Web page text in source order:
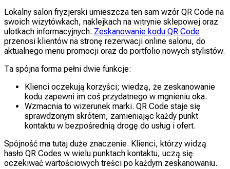
Lokalny salon fryzjerski umieszcza ten sam wzór QR Code na
swoich wizytówkach, naklejkach na witrynie sklepowej oraz
ulotkach informacyjnych. Zeskanowanie kodu QR Code
przenosi klientów na stronę rezerwacji online salonu, do
aktualnego menu promocji oraz do portfolio nowych stylistów.
Ta spójna forma pełni dwie funkcje:
Klienci oczekują korzyści; wiedzą, że zeskanowanie
kodu zapewni im coś przydatnego w mgnieniu oka.
Wzmacnia to wizerunek marki. QR Code staje się
sprawdzonym skrótem, zamieniając każdy punkt
kontaktu w bezpośrednią drogę do usług i ofert.
Spójność ma tutaj duże znaczenie. Klienci, którzy widzą
hasło QR Codes w wielu punktach kontaktu, uczą się
oczekiwać wartościowych treści po każdym zeskanowaniu.